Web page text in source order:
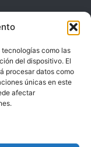
como las
del dispositivo. El
procesar datos como
únicas en este
afectar